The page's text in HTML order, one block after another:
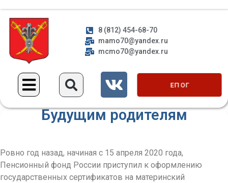
8 (812) 454-68-70
mamo70@yandex.ru
mcmo70@yandex.ru
ЕП ОГ
Будущим родителям
Ровно год назад, начиная с 15 апреля 2020 года,
Пенсионный фонд России приступил к оформлению
государственных сертификатов на материнский